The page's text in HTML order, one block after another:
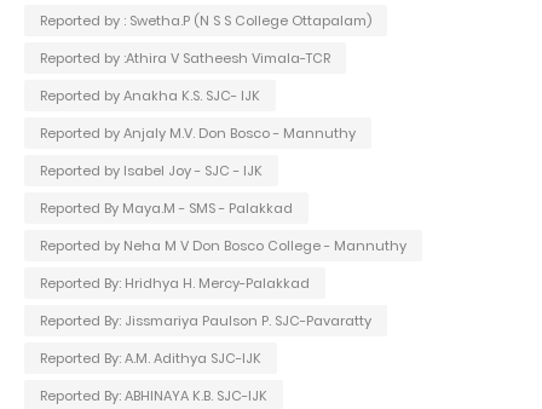
Reported by : Swetha.P (N S S College Ottapalam)
Reported by :Athira V Satheesh Vimala-TCR
Reported by Anakha K.S. SJC- IJK
Reported by Anjaly M.V. Don Bosco - Mannuthy
Reported by Isabel Joy - SJC - IJK
Reported By Maya.M - SMS - Palakkad
Reported by Neha M V Don Bosco College - Mannuthy
Reported By: Hridhya H. Mercy-Palakkad
Reported By: Jissmariya Paulson P. SJC-Pavaratty
Reported By: A.M. Adithya SJC-IJK
Reported By: ABHINAYA K.B. SJC-IJK